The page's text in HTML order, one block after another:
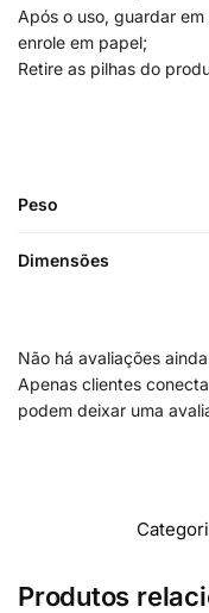
Após o uso, guardar
enrole em papel;
Retire as pilhas do
Peso
Dimensões
Não há avaliações
Apenas clientes
podem deixar uma
Produtos